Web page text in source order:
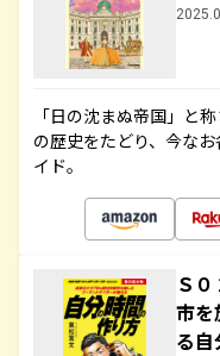
「日の沈まぬ帝国」と
の歴史をたどり、今な
イド。
Ｓ
市を
る